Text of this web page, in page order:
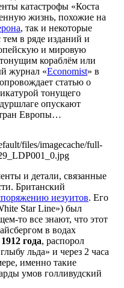
катастрофы «Коста
жизнь, похожие на
, так и некоторые
в ряде изданий и
и мировую
кораблём или
журнал «Economist» в
статью о
тонущего
опускают
Европы…
и детали, связанные
Британский
иезуитов. Его
Star Line») был
то все знают, что этот
в водах
года, распорол
льда» и через 2 часа
именно такие
умов голливудский